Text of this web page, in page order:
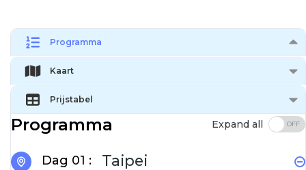
Programma
Kaart
Prijstabel
Programma Expand all
Dag 01 : Taipei